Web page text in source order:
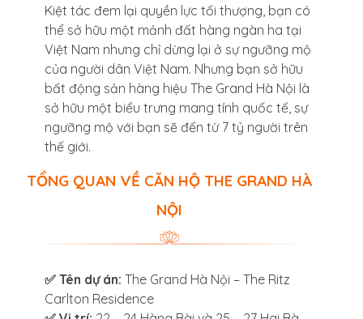
Kiệt tác đem lại quyền lực tối thượng, bạn có
thể sở hữu một mảnh đất hàng ngàn ha tại
Việt Nam nhưng chỉ dừng lại ở sự ngưỡng mộ
của người dân Việt Nam. Nhưng bạn sở hữu
bất động sản hàng hiệu The Grand Hà Nội là
sở hữu một biểu trưng mang tính quốc tế, sự
ngưỡng mộ với bạn sẽ đến từ 7 tỷ người trên
thế giới.
TỔNG QUAN VỀ CĂN HỘ THE GRAND HÀ
NỘI
✅ Tên dự án: The Grand Hà Nội – The Ritz
Carlton Residence